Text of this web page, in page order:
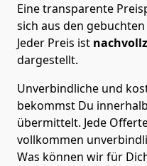
Eine transparente
sich aus den
Jeder Preis ist
dargestellt.
Unverbindliche und
bekommst Du
übermittelt. Jede
vollkommen
Was können wir für